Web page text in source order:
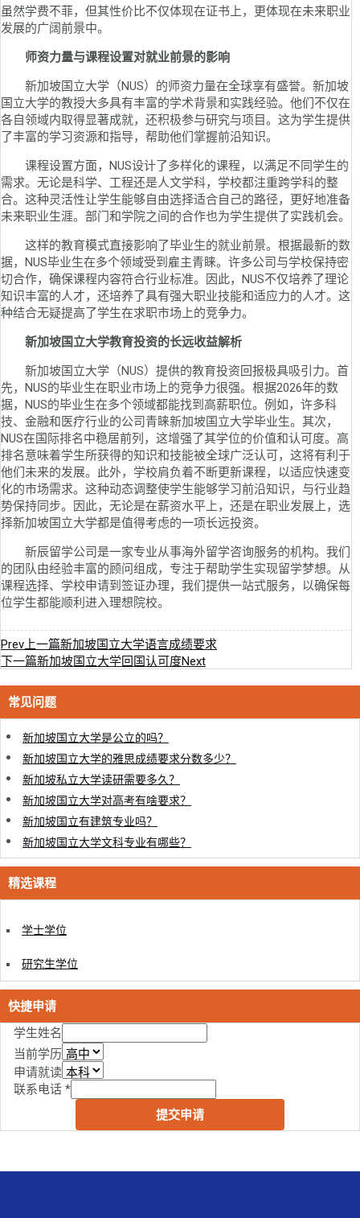
虽然学费不菲，但其性价比不仅体现在证书上，更体现在未来职业
发展的广阔前景中。
师资力量与课程设置对就业前景的影响
新加坡国立大学（NUS）的师资力量在全球享有盛誉。新加坡
国立大学的教授大多具有丰富的学术背景和实践经验。他们不仅在
各自领域内取得显著成就，还积极参与研究与项目。这为学生提供
了丰富的学习资源和指导，帮助他们掌握前沿知识。
课程设置方面，NUS设计了多样化的课程，以满足不同学生的
需求。无论是科学、工程还是人文学科，学校都注重跨学科的整
合。这种灵活性让学生能够自由选择适合自己的路径，更好地准备
未来职业生涯。部门和学院之间的合作也为学生提供了实践机会。
这样的教育模式直接影响了毕业生的就业前景。根据最新的数
据，NUS毕业生在多个领域受到雇主青睐。许多公司与学校保持密
切合作，确保课程内容符合行业标准。因此，NUS不仅培养了理论
知识丰富的人才，还培养了具有强大职业技能和适应力的人才。这
种结合无疑提高了学生在求职市场上的竞争力。
新加坡国立大学教育投资的长远收益解析
新加坡国立大学（NUS）提供的教育投资回报极具吸引力。首
先，NUS的毕业生在职业市场上的竞争力很强。根据2026年的数
据，NUS的毕业生在多个领域都能找到高薪职位。例如，许多科
技、金融和医疗行业的公司青睐新加坡国立大学毕业生。其次，
NUS在国际排名中稳居前列，这增强了其学位的价值和认可度。高
排名意味着学生所获得的知识和技能被全球广泛认可，这将有利于
他们未来的发展。此外，学校肩负着不断更新课程，以适应快速变
化的市场需求。这种动态调整使学生能够学习前沿知识，与行业趋
势保持同步。因此，无论是在薪资水平上，还是在职业发展上，选
择新加坡国立大学都是值得考虑的一项长远投资。
新辰留学公司是一家专业从事海外留学咨询服务的机构。我们
的团队由经验丰富的顾问组成，专注于帮助学生实现留学梦想。从
课程选择、学校申请到签证办理，我们提供一站式服务，以确保每
位学生都能顺利进入理想院校。
Prev上一篇新加坡国立大学语言成绩要求
下一篇新加坡国立大学回国认可度Next
常见问题
新加坡国立大学是公立的吗？
新加坡国立大学的雅思成绩要求分数多少？
新加坡私立大学读研需要多久？
新加坡国立大学对高考有啥要求？
新加坡国立有建筑专业吗？
新加坡国立大学文科专业有哪些？
精选课程
学士学位
研究生学位
快捷申请
学生姓名
当前学历
申请就读
联系电话 *
提交申请